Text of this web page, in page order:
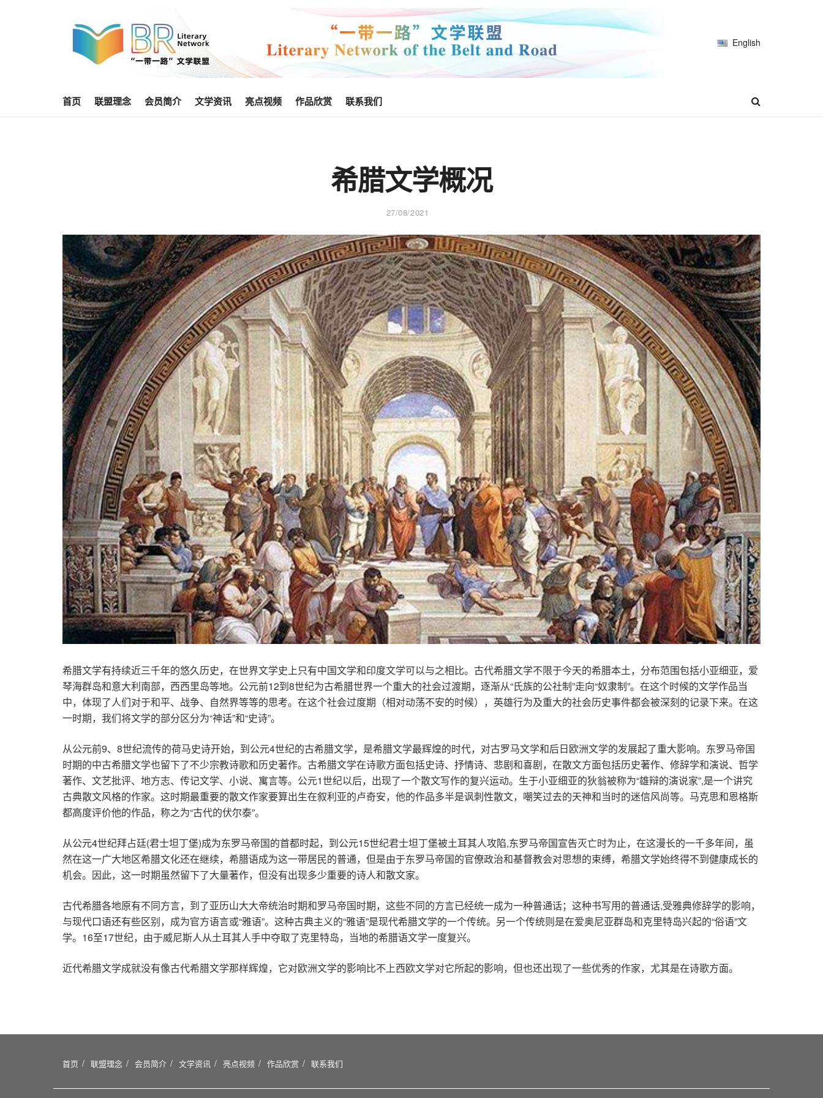
English
首页 联盟理念 会员简介 文学资讯 亮点视频 作品欣赏 联系我们
希腊文学概况
27/08/2021
希腊文学有持续近三千年的悠久历史，在世界文学史上只有中国文学和印度文学可以与之相比。古代希腊文学不限于今天的希腊本土，分布范围包括小亚细亚，爱
琴海群岛和意大利南部，西西里岛等地。公元前12到8世纪为古希腊世界一个重大的社会过渡期，逐渐从“氏族的公社制”走向“奴隶制”。在这个时候的文学作品当
中，体现了人们对于和平、战争、自然界等等的思考。在这个社会过度期（相对动荡不安的时候），英雄行为及重大的社会历史事件都会被深刻的记录下来。在这
一时期，我们将文学的部分区分为“神话”和“史诗”。
从公元前9、8世纪流传的荷马史诗开始，到公元4世纪的古希腊文学，是希腊文学最辉煌的时代，对古罗马文学和后日欧洲文学的发展起了重大影响。东罗马帝国
时期的中古希腊文学也留下了不少宗教诗歌和历史著作。古希腊文学在诗歌方面包括史诗、抒情诗、悲剧和喜剧，在散文方面包括历史著作、修辞学和演说、哲学
著作、文艺批评、地方志、传记文学、小说、寓言等。公元1世纪以后，出现了一个散文写作的复兴运动。生于小亚细亚的狄翁被称为“雄辩的演说家”,是一个讲究
古典散文风格的作家。这时期最重要的散文作家要算出生在叙利亚的卢奇安，他的作品多半是讽刺性散文，嘲笑过去的天神和当时的迷信风尚等。马克思和恩格斯
都高度评价他的作品，称之为“古代的伏尔泰”。
从公元4世纪拜占廷(君士坦丁堡)成为东罗马帝国的首都时起，到公元15世纪君士坦丁堡被土耳其人攻陷,东罗马帝国宣告灭亡时为止，在这漫长的一千多年间，虽
然在这一广大地区希腊文化还在继续，希腊语成为这一带居民的普通，但是由于东罗马帝国的官僚政治和基督教会对思想的束缚，希腊文学始终得不到健康成长的
机会。因此，这一时期虽然留下了大量著作，但没有出现多少重要的诗人和散文家。
古代希腊各地原有不同方言，到了亚历山大大帝统治时期和罗马帝国时期，这些不同的方言已经统一成为一种普通话；这种书写用的普通话,受雅典修辞学的影响，
与现代口语还有些区别，成为官方语言或“雅语”。这种古典主义的“雅语”是现代希腊文学的一个传统。另一个传统则是在爱奥尼亚群岛和克里特岛兴起的“俗语”文
学。16至17世纪，由于威尼斯人从土耳其人手中夺取了克里特岛，当地的希腊语文学一度复兴。
近代希腊文学成就没有像古代希腊文学那样辉煌，它对欧洲文学的影响比不上西欧文学对它所起的影响，但也还出现了一些优秀的作家，尤其是在诗歌方面。
首页 联盟理念 会员简介 文学资讯 亮点视频 作品欣赏 联系我们